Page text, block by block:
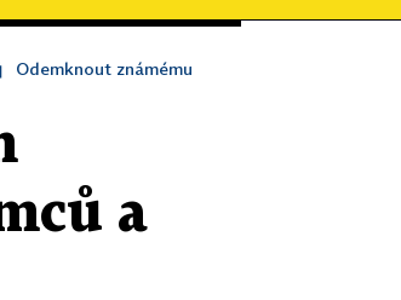
Odemknout známému
a